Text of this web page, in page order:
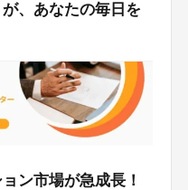
、あなたの毎日を
ン市場が急成長！